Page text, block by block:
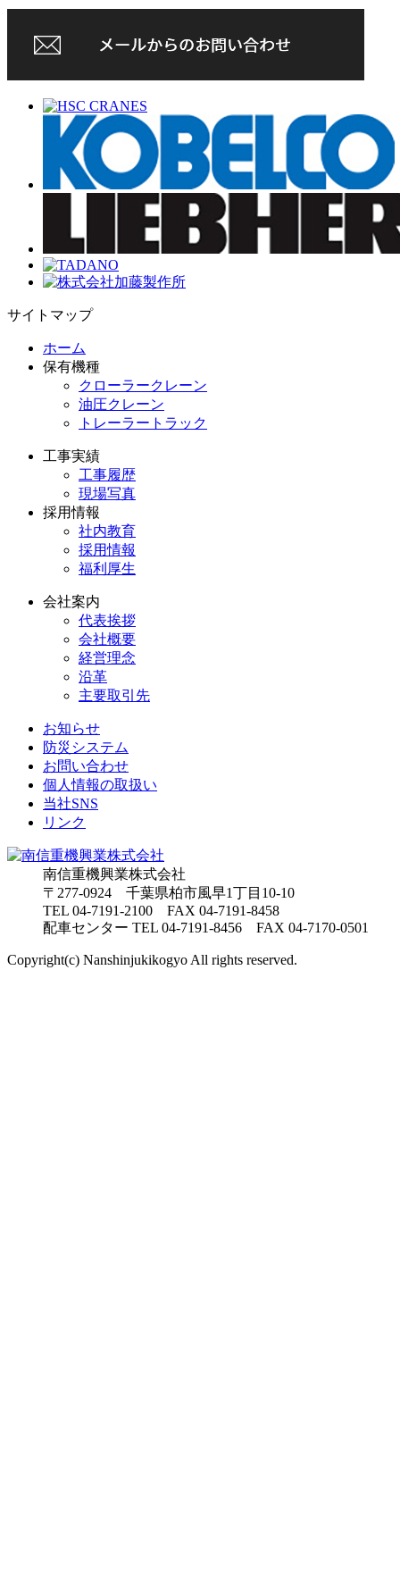
サイトマップ
ホーム
保有機種
クローラークレーン
油圧クレーン
トレーラートラック
工事実績
工事履歴
現場写真
採用情報
社内教育
採用情報
福利厚生
会社案内
代表挨拶
会社概要
経営理念
沿革
主要取引先
お知らせ
防災システム
お問い合わせ
個人情報の取扱い
当社SNS
リンク
南信重機興業株式会社
〒277-0924 千葉県柏市風早1丁目10-10
TEL 04-7191-2100 FAX 04-7191-8458
配車センター TEL 04-7191-8456 FAX 04-7170-0501
Copyright(c) Nanshinjukikogyo All rights reserved.